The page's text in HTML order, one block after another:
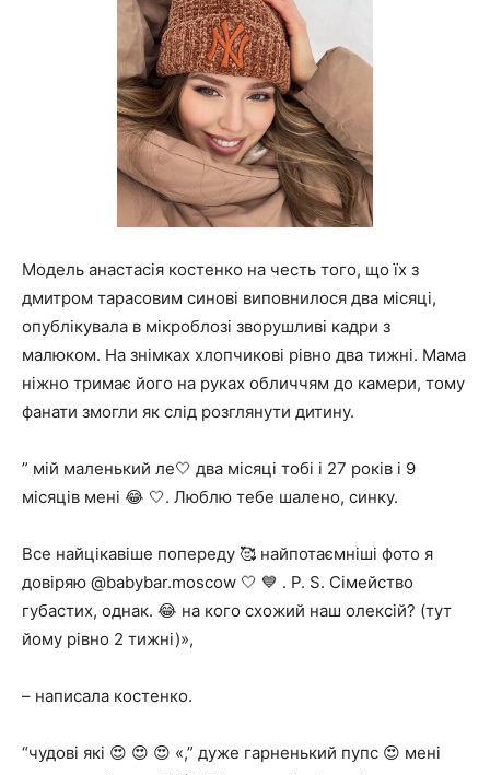
Модель анастасія костенко на честь того, що їх з
дмитром тарасовим синові виповнилося два місяці,
опублікувала в мікроблозі зворушливі кадри з
малюком. На знімках хлопчикові рівно два тижні. Мама
ніжно тримає його на руках обличчям до камери, тому
фанати змогли як слід розглянути дитину.
” мій маленький ле🤍 два місяці тобі і 27 років і 9
місяців мені 😂 🤍. Люблю тебе шалено, синку.
Все найцікавіше попереду 🥰 найпотаємніші фото я
довіряю @babybar.moscow 🤍 💙 . P. S. Сімейство
губастих, однак. 😂 на кого схожий наш олексій? (тут
йому рівно 2 тижні)»,
– написала костенко.
“чудові які 😍 😍 😍 «,” дуже гарненький пупс 😍 мені